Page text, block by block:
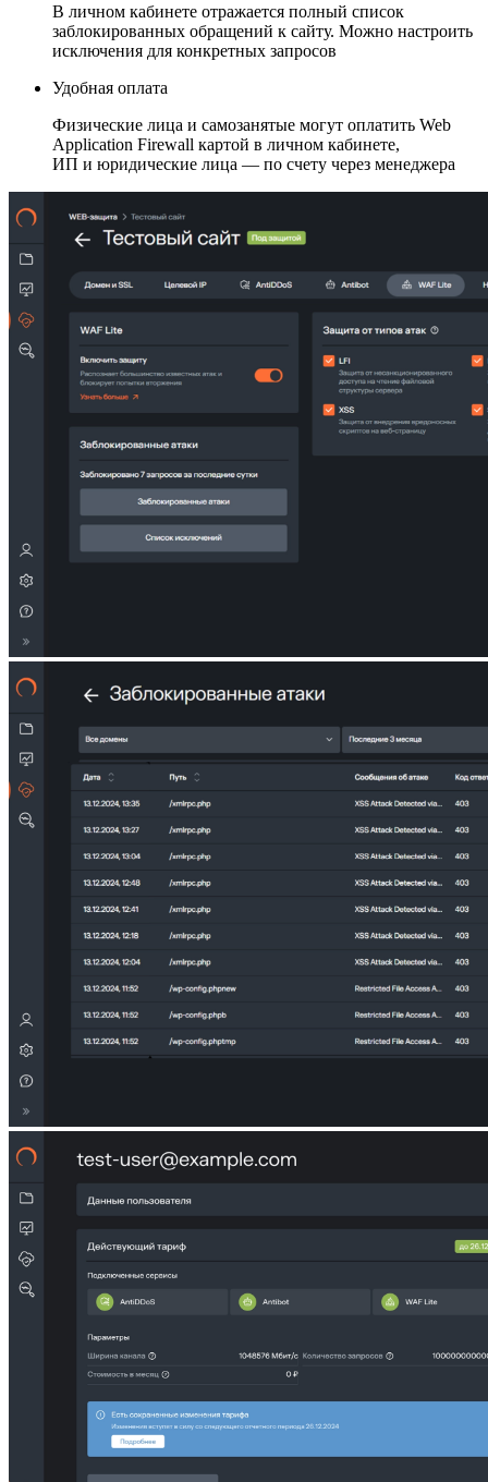
В личном кабинете отражается полный список
заблокированных обращений к сайту. Можно настроить
исключения для конкретных запросов
Удобная оплата
Физические лица и самозанятые могут оплатить Web
Application Firewall картой в личном кабинете,
ИП и юридические лица — по счету через менеджера